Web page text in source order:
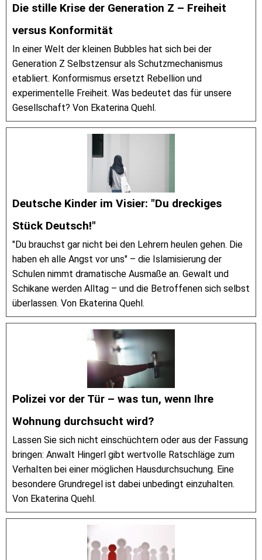
Die stille Krise der Generation Z – Freiheit
versus Konformität
In einer Welt der kleinen Bubbles hat sich bei der
Generation Z Selbstzensur als Schutzmechanismus
etabliert. Konformismus ersetzt Rebellion und
experimentelle Freiheit. Was bedeutet das für unsere
Gesellschaft? Von Ekaterina Quehl.
Deutsche Kinder im Visier: "Du dreckiges
Stück Deutsch!"
"Du brauchst gar nicht bei den Lehrern heulen gehen. Die
haben eh alle Angst vor uns" – die Islamisierung der
Schulen nimmt dramatische Ausmaße an. Gewalt und
Schikane werden Alltag – und die Betroffenen sich selbst
überlassen. Von Ekaterina Quehl.
Polizei vor der Tür – was tun, wenn Ihre
Wohnung durchsucht wird?
Lassen Sie sich nicht einschüchtern oder aus der Fassung
bringen: Anwalt Hingerl gibt wertvolle Ratschläge zum
Verhalten bei einer möglichen Hausdurchsuchung. Eine
besondere Grundregel ist dabei unbedingt einzuhalten.
Von Ekaterina Quehl.